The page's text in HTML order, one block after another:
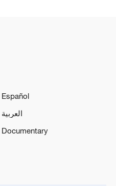
Español
العربية
Documentary